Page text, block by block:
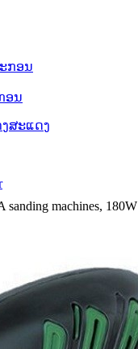
ກອນ
ອນ
ສະແດງ
sanding machines, 180W